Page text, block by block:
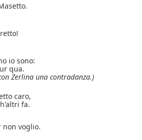
io sono:
qua.
Zerlina una contradanza.)
caro,
fa.
voglio.